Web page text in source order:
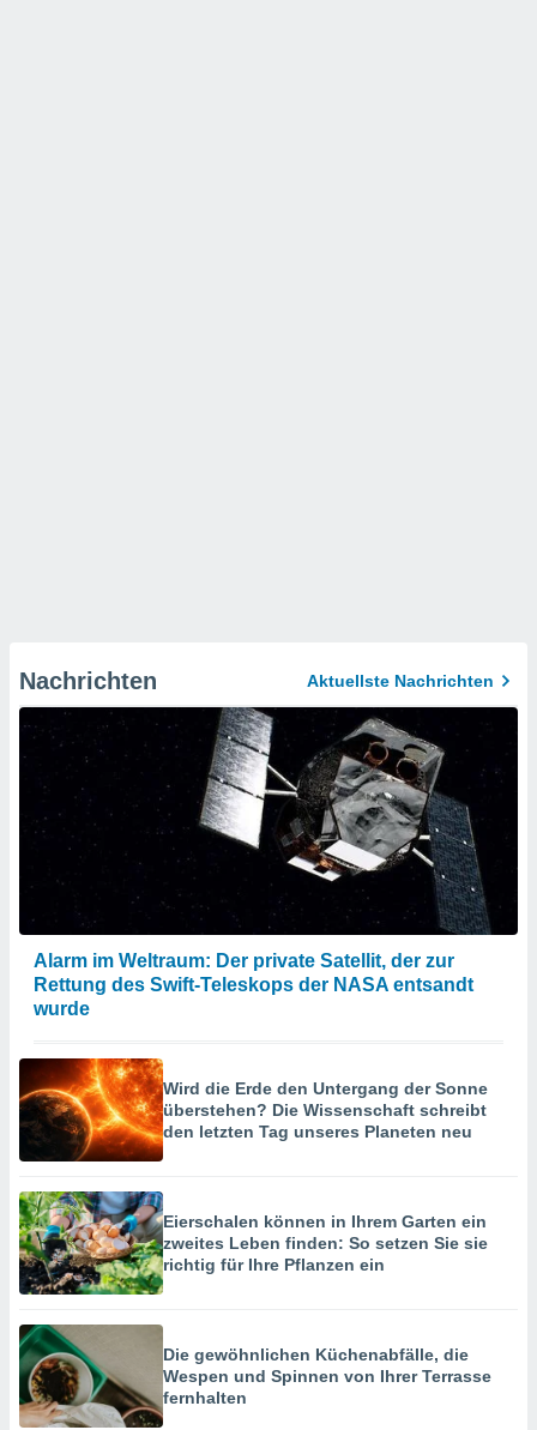
Nachrichten Aktuellste Nachrichten
Alarm im Weltraum: Der private Satellit, der zur
Rettung des Swift-Teleskops der NASA entsandt
wurde
Wird die Erde den Untergang der Sonne
überstehen? Die Wissenschaft schreibt
den letzten Tag unseres Planeten neu
Eierschalen können in Ihrem Garten ein
zweites Leben finden: So setzen Sie sie
richtig für Ihre Pflanzen ein
Die gewöhnlichen Küchenabfälle, die
Wespen und Spinnen von Ihrer Terrasse
fernhalten